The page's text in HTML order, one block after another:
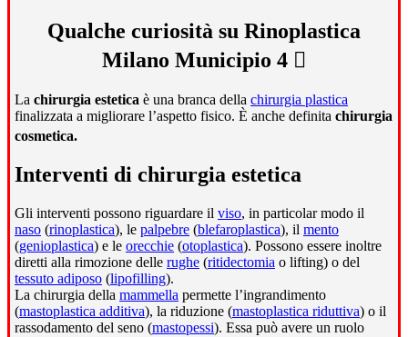
Qualche curiosità su Rinoplastica
Milano Municipio 4
La chirurgia estetica è una branca della chirurgia plastica
finalizzata a migliorare l’aspetto fisico. È anche definita chirurgia
cosmetica.
Interventi di chirurgia estetica
Gli interventi possono riguardare il viso, in particolar modo il
naso (rinoplastica), le palpebre (blefaroplastica), il mento
(genioplastica) e le orecchie (otoplastica). Possono essere inoltre
diretti alla rimozione delle rughe (ritidectomia o lifting) o del
tessuto adiposo (lipofilling).
La chirurgia della mammella permette l’ingrandimento
(mastoplastica additiva), la riduzione (mastoplastica riduttiva) o il
rassodamento del seno (mastopessi). Essa può avere un ruolo